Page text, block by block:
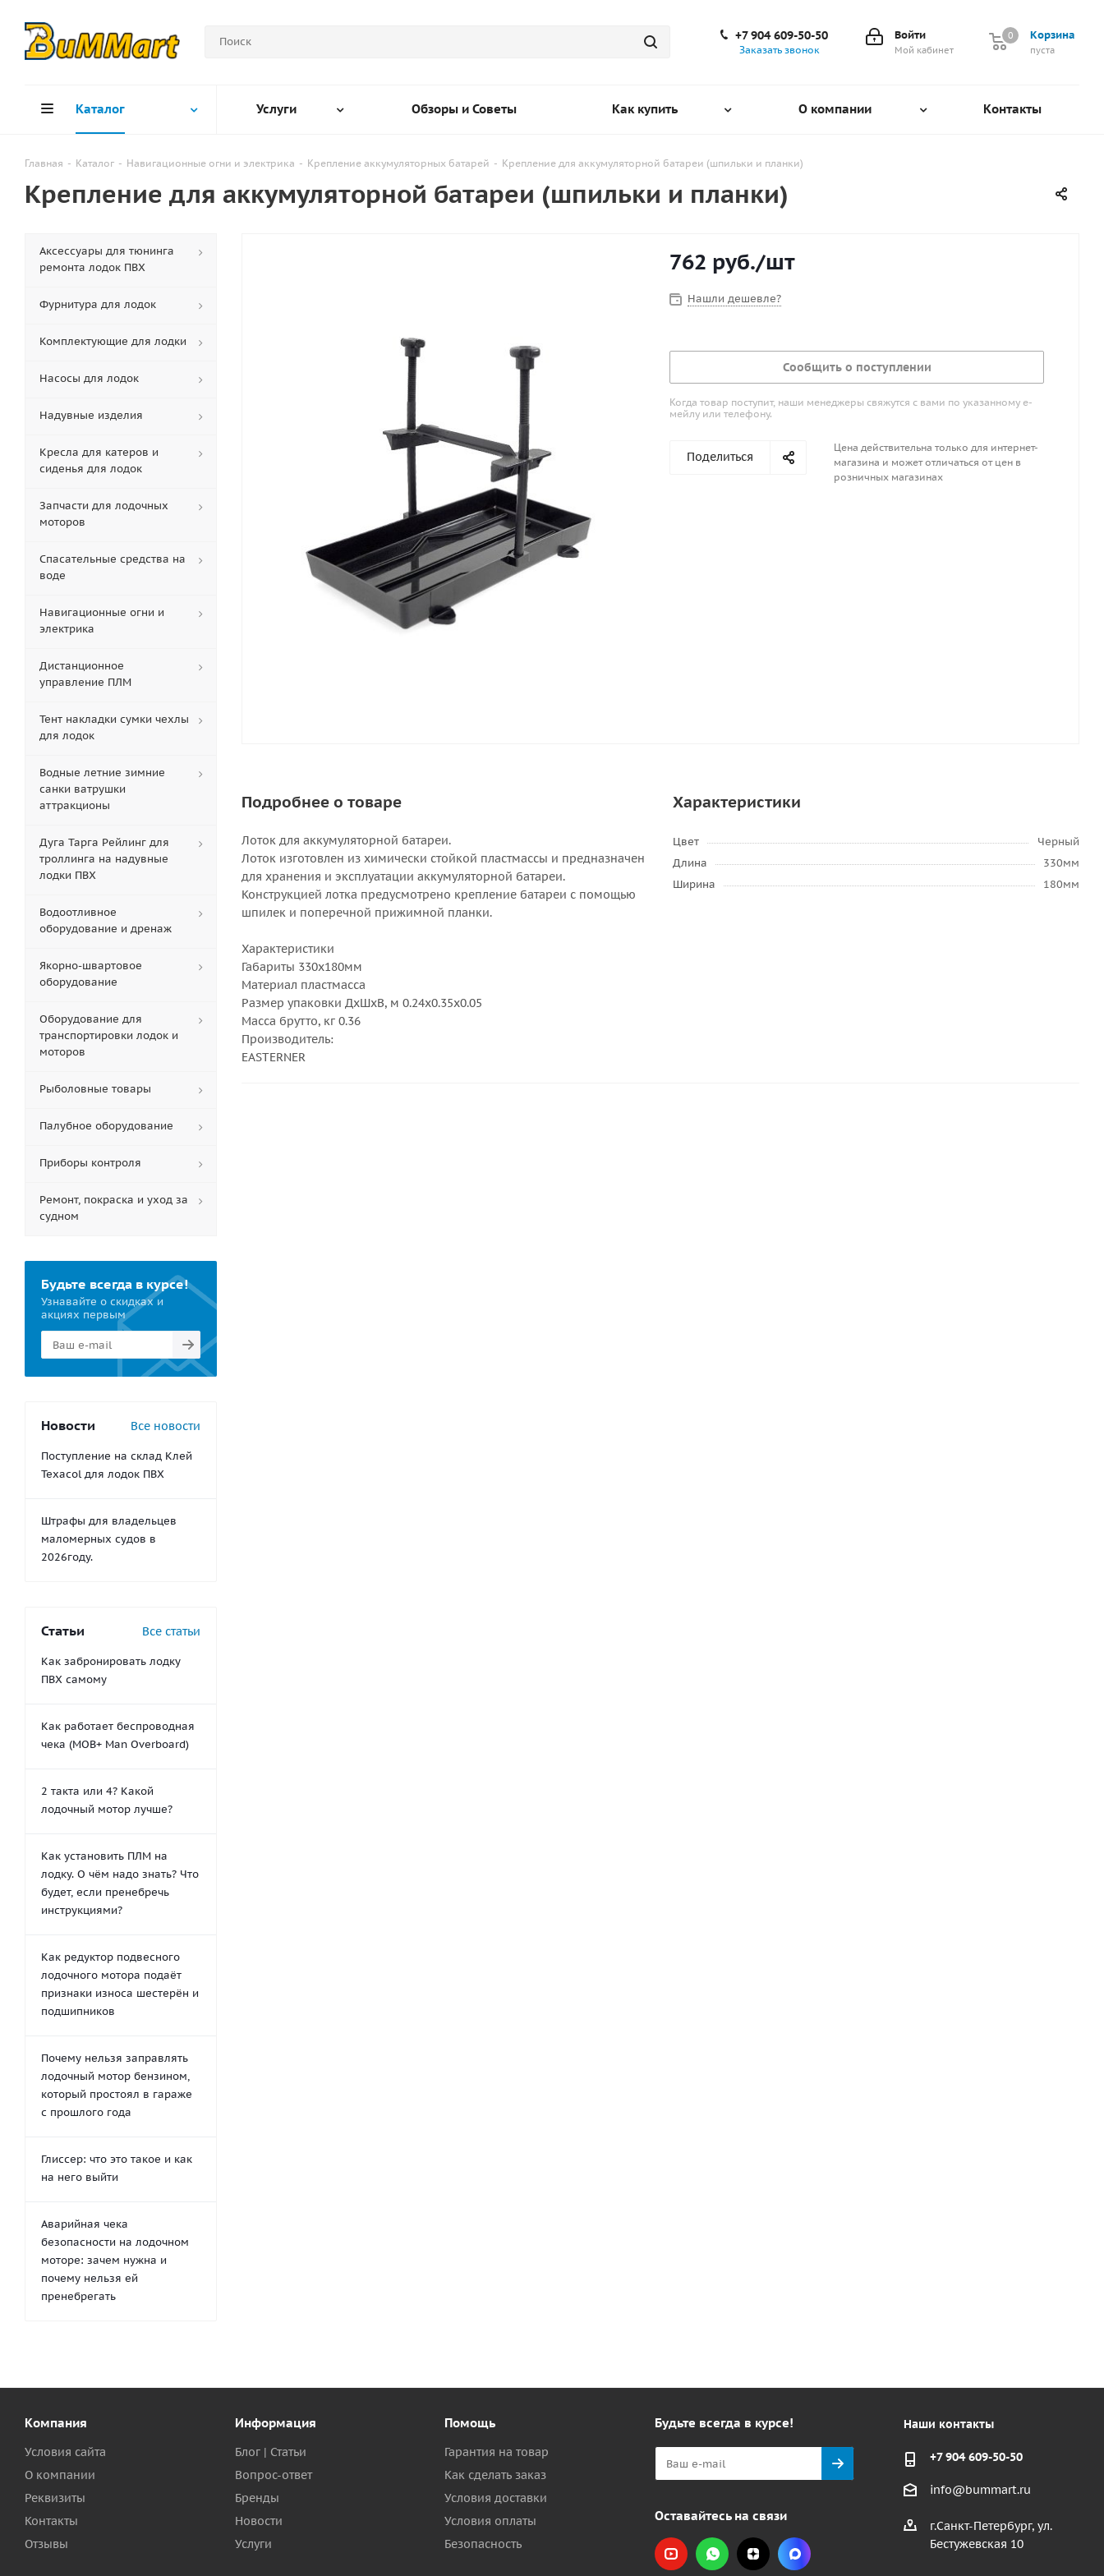
Корзина
0
пуста
0
Войти
Мой кабинет
+7 904 609-50-50
Заказать звонок
Каталог Услуги Обзоры и Советы Как купить О компании Контакты
Главная - Каталог - Навигационные огни и электрика - Крепление аккумуляторных батарей - Крепление для аккумуляторной батареи (шпильки и планки)
Крепление для аккумуляторной батареи (шпильки и планки)
762 руб./шт
Нашли дешевле?
Сообщить о поступлении
Когда товар поступит, наши менеджеры свяжутся с вами по указанному е-
мейлу или телефону.
Поделиться
Цена действительна только для интернет-
магазина и может отличаться от цен в
розничных магазинах
Подробнее о товаре
Лоток для аккумуляторной батареи.
Лоток изготовлен из химически стойкой пластмассы и предназначен
для хранения и эксплуатации аккумуляторной батареи.
Конструкцией лотка предусмотрено крепление батареи с помощью
шпилек и поперечной прижимной планки.
Характеристики
Габариты 330х180мм
Материал пластмасса
Размер упаковки ДхШхВ, м 0.24x0.35x0.05
Масса брутто, кг 0.36
Производитель:
EASTERNER
Характеристики
Цвет
Черный
Длина
330мм
Ширина
180мм
Аксессуары для тюнинга
ремонта лодок ПВХ
Фурнитура для лодок
Комплектующие для лодки
Насосы для лодок
Надувные изделия
Кресла для катеров и
сиденья для лодок
Запчасти для лодочных
моторов
Спасательные средства на
воде
Навигационные огни и
электрика
Дистанционное
управление ПЛМ
Тент накладки сумки чехлы
для лодок
Водные летние зимние
санки ватрушки
аттракционы
Дуга Тарга Рейлинг для
троллинга на надувные
лодки ПВХ
Водоотливное
оборудование и дренаж
Якорно-швартовое
оборудование
Оборудование для
транспортировки лодок и
моторов
Рыболовные товары
Палубное оборудование
Приборы контроля
Ремонт, покраска и уход за
судном
Будьте всегда в курсе!
Узнавайте о скидках и
акциях первым
Новости Все новости
Поступление на склад Клей
Texacol для лодок ПВХ
Штрафы для владельцев
маломерных судов в
2026году.
Статьи Все статьи
Как забронировать лодку
ПВХ самому
Как работает беспроводная
чека (MOB+ Man Overboard)
2 такта или 4? Какой
лодочный мотор лучше?
Как установить ПЛМ на
лодку. О чём надо знать? Что
будет, если пренебречь
инструкциями?
Как редуктор подвесного
лодочного мотора подаёт
признаки износа шестерён и
подшипников
Почему нельзя заправлять
лодочный мотор бензином,
который простоял в гараже
с прошлого года
Глиссер: что это такое и как
на него выйти
Аварийная чека
безопасности на лодочном
моторе: зачем нужна и
почему нельзя ей
пренебрегать
Компания
Условия сайта
О компании
Реквизиты
Контакты
Отзывы
Информация
Блог | Статьи
Вопрос-ответ
Бренды
Новости
Услуги
Помощь
Гарантия на товар
Как сделать заказ
Условия доставки
Условия оплаты
Безопасность
Будьте всегда в курсе!
Оставайтесь на связи
Наши контакты
+7 904 609-50-50
info@bummart.ru
г.Санкт-Петербург, ул.
Бестужевская 10